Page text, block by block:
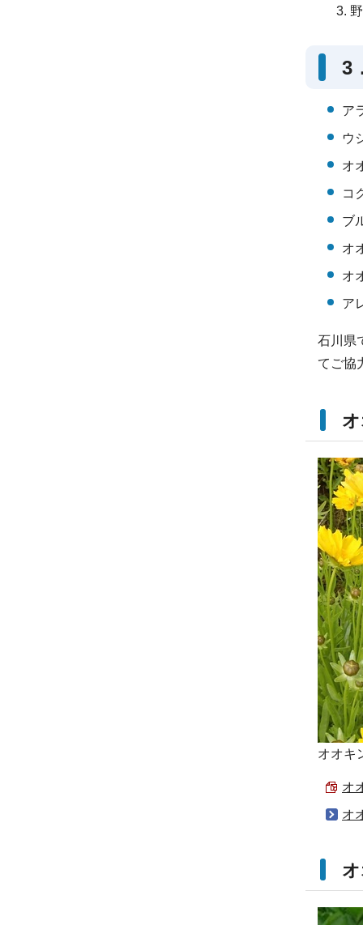
3
ア
ウ
オ
コ
ブ
オ
オ
ア
石川県
てご協
オオキ
オ
オ